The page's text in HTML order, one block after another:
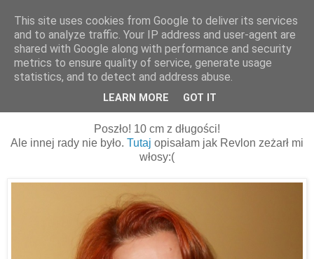
27 listopada 2014
Po fryzjerze:))
Poszło! 10 cm z długości!
Ale innej rady nie było. Tutaj opisałam jak Revlon zeżarł mi
włosy:(
This site uses cookies from Google to deliver its services
and to analyze traffic. Your IP address and user-agent are
shared with Google along with performance and security
metrics to ensure quality of service, generate usage
statistics, and to detect and address abuse.
LEARN MORE GOT IT